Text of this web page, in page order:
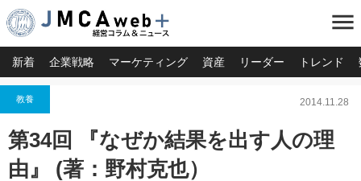
menu
新着 企業戦略 マーケティング 資産 リーダー トレンド
教養 2014.11.28
第34回 『なぜか結果を出す人の理
由』 (著：野村克也）